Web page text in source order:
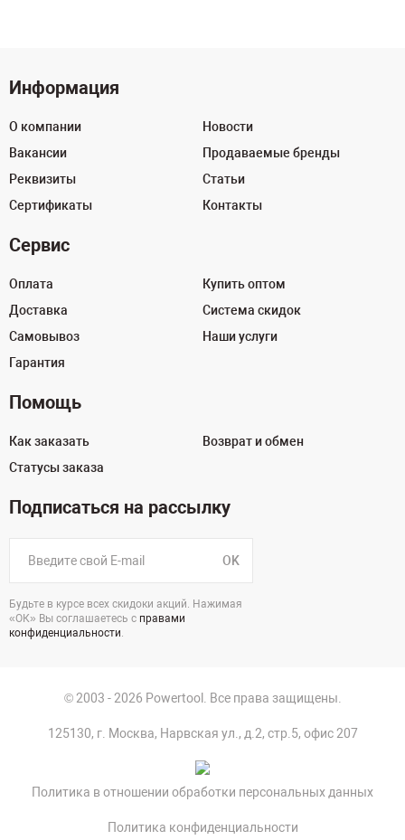
Информация
О компании
Вакансии
Реквизиты
Сертификаты
Новости
Продаваемые бренды
Статьи
Контакты
Сервис
Оплата
Доставка
Самовывоз
Гарантия
Купить оптом
Система скидок
Наши услуги
Помощь
Как заказать
Статусы заказа
Возврат и обмен
Подписаться на рассылку
OK
Будьте в курсе всех скидоки акций. Нажимая
«ОК» Вы соглашаетесь с правами
конфиденциальности.
© 2003 - 2026 Powertool. Все права защищены.
125130, г. Москва, Нарвская ул., д.2, стр.5, офис 207
Политика в отношении обработки персональных данных
Политика конфиденциальности